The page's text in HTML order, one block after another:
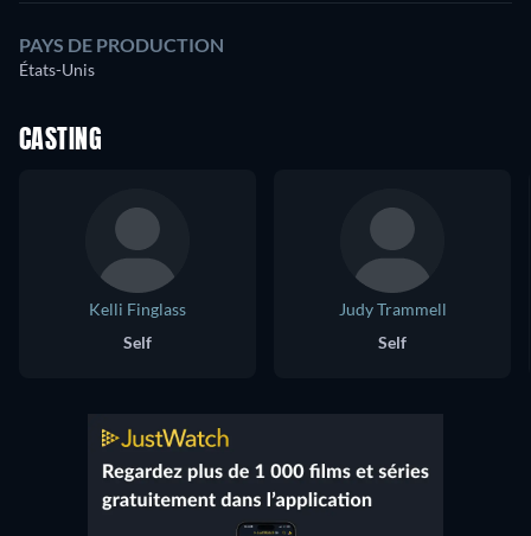
PAYS DE PRODUCTION
États-Unis
CASTING
Kelli Finglass
Self
Judy Trammell
Self